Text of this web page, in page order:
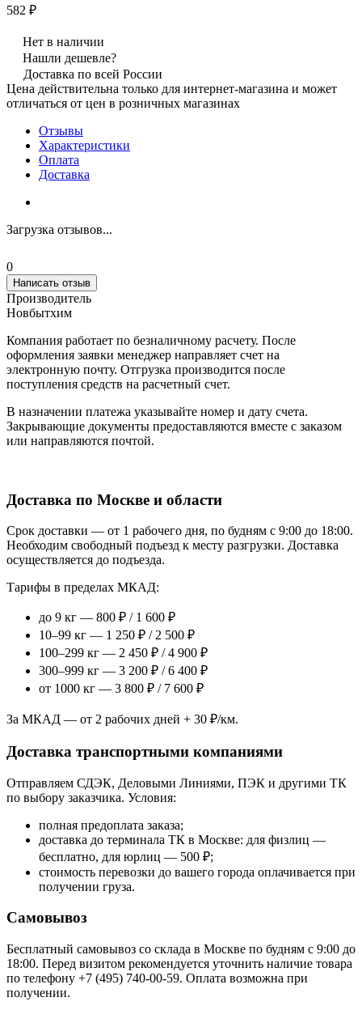
582 ₽
Нет в наличии
Нашли дешевле?
Доставка по всей России
Цена действительна только для интернет-магазина и может
отличаться от цен в розничных магазинах
Отзывы
Характеристики
Оплата
Доставка
Загрузка отзывов...
0
Написать отзыв
Производитель
Новбытхим
Компания работает по безналичному расчету. После
оформления заявки менеджер направляет счет на
электронную почту. Отгрузка производится после
поступления средств на расчетный счет.
В назначении платежа указывайте номер и дату счета.
Закрывающие документы предоставляются вместе с заказом
или направляются почтой.
Доставка по Москве и области
Срок доставки — от 1 рабочего дня, по будням с 9:00 до 18:00.
Необходим свободный подъезд к месту разгрузки. Доставка
осуществляется до подъезда.
Тарифы в пределах МКАД:
до 9 кг — 800 ₽ / 1 600 ₽
10–99 кг — 1 250 ₽ / 2 500 ₽
100–299 кг — 2 450 ₽ / 4 900 ₽
300–999 кг — 3 200 ₽ / 6 400 ₽
от 1000 кг — 3 800 ₽ / 7 600 ₽
За МКАД — от 2 рабочих дней + 30 ₽/км.
Доставка транспортными компаниями
Отправляем СДЭК, Деловыми Линиями, ПЭК и другими ТК
по выбору заказчика. Условия:
полная предоплата заказа;
доставка до терминала ТК в Москве: для физлиц —
бесплатно, для юрлиц — 500 ₽;
стоимость перевозки до вашего города оплачивается при
получении груза.
Самовывоз
Бесплатный самовывоз со склада в Москве по будням с 9:00 до
18:00. Перед визитом рекомендуется уточнить наличие товара
по телефону +7 (495) 740-00-59. Оплата возможна при
получении.